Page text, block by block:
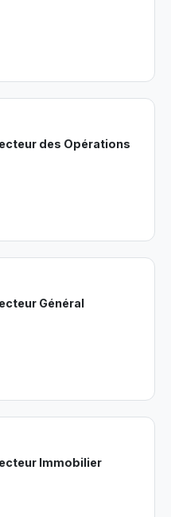
des Opérations
Général
Immobilier